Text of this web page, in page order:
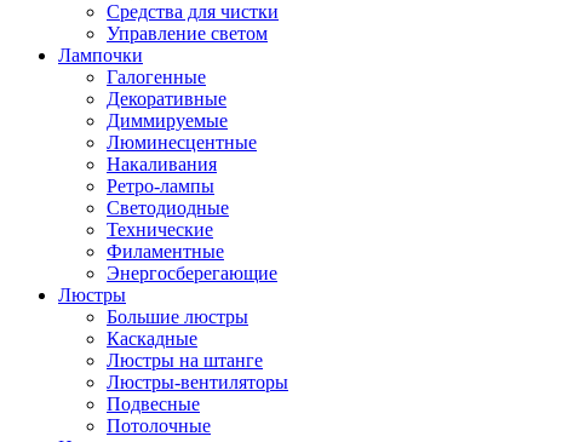
Средства для чистки
Управление светом
Лампочки
Галогенные
Декоративные
Диммируемые
Люминесцентные
Накаливания
Ретро-лампы
Светодиодные
Технические
Филаментные
Энергосберегающие
Люстры
Большие люстры
Каскадные
Люстры на штанге
Люстры-вентиляторы
Подвесные
Потолочные